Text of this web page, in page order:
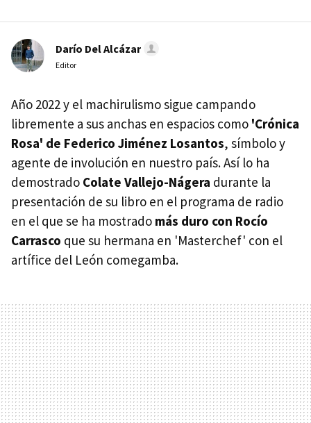
Darío Del Alcázar
Editor
Año 2022 y el machirulismo sigue campando
libremente a sus anchas en espacios como 'Crónica
Rosa' de Federico Jiménez Losantos, símbolo y
agente de involución en nuestro país. Así lo ha
demostrado Colate Vallejo-Nágera durante la
presentación de su libro en el programa de radio
en el que se ha mostrado más duro con Rocío
Carrasco que su hermana en 'Masterchef' con el
artífice del León comegamba.